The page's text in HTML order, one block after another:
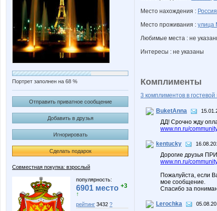
Портрет заполнен на 68 %
Отправить приватное сообщение
Добавить в друзья
Игнорировать
Сделать подарок
Совместная покупка: взрослый
популярность:
6901 место +3
↑
рейтинг 3432 ?
Место нахождения : Россия
Место проживания : улица
Любимые места : не
Интересы : не указаны
Комплименты
3 комплиментов в гостевой
BuketAnna
ДД! Срочно жду
www.nn.ru/
kentucky
Дорогие друзья
www.nn.ru/
Пожалуйста, если
мое сообщение.
Спасибо за
Lerochka